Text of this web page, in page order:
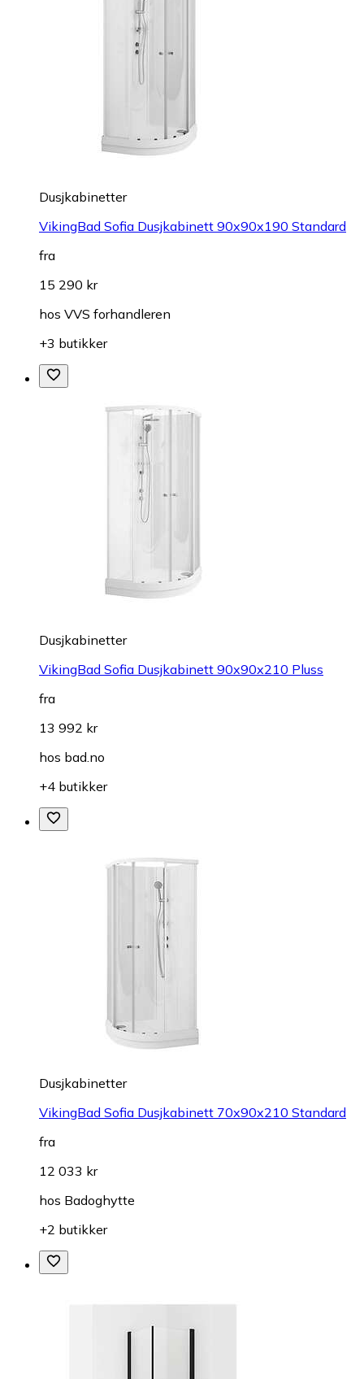
Dusjkabinetter
VikingBad Sofia Dusjkabinett 90x90x190 Standard
fra
15 290 kr
hos VVS forhandleren
+3 butikker
Dusjkabinetter
VikingBad Sofia Dusjkabinett 90x90x210 Pluss
fra
13 992 kr
hos bad.no
+4 butikker
Dusjkabinetter
VikingBad Sofia Dusjkabinett 70x90x210 Standard
fra
12 033 kr
hos Badoghytte
+2 butikker